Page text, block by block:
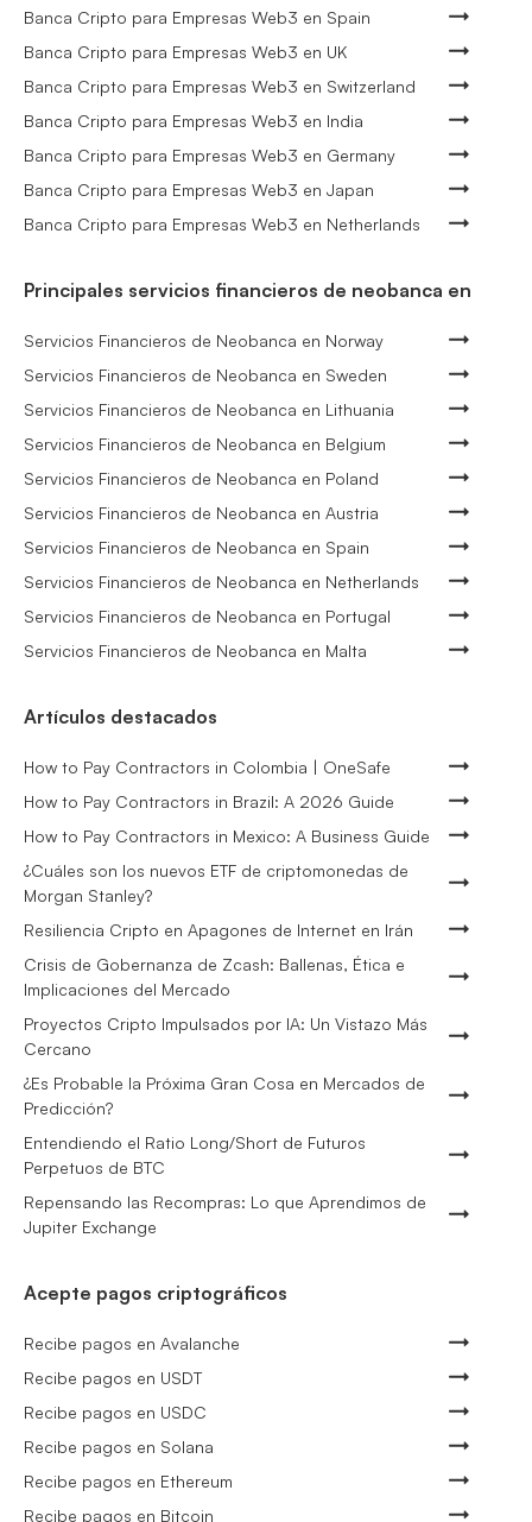
Banca Cripto para Empresas Web3 en Spain
Banca Cripto para Empresas Web3 en UK
Banca Cripto para Empresas Web3 en Switzerland
Banca Cripto para Empresas Web3 en India
Banca Cripto para Empresas Web3 en Germany
Banca Cripto para Empresas Web3 en Japan
Banca Cripto para Empresas Web3 en Netherlands
Principales servicios financieros de neobanca en
Servicios Financieros de Neobanca en Norway
Servicios Financieros de Neobanca en Sweden
Servicios Financieros de Neobanca en Lithuania
Servicios Financieros de Neobanca en Belgium
Servicios Financieros de Neobanca en Poland
Servicios Financieros de Neobanca en Austria
Servicios Financieros de Neobanca en Spain
Servicios Financieros de Neobanca en Netherlands
Servicios Financieros de Neobanca en Portugal
Servicios Financieros de Neobanca en Malta
Artículos destacados
How to Pay Contractors in Colombia | OneSafe
How to Pay Contractors in Brazil: A 2026 Guide
How to Pay Contractors in Mexico: A Business Guide
¿Cuáles son los nuevos ETF de criptomonedas de
Morgan Stanley?
Resiliencia Cripto en Apagones de Internet en Irán
Crisis de Gobernanza de Zcash: Ballenas, Ética e
Implicaciones del Mercado
Proyectos Cripto Impulsados por IA: Un Vistazo Más
Cercano
¿Es Probable la Próxima Gran Cosa en Mercados de
Predicción?
Entendiendo el Ratio Long/Short de Futuros
Perpetuos de BTC
Repensando las Recompras: Lo que Aprendimos de
Jupiter Exchange
Acepte pagos criptográficos
Recibe pagos en Avalanche
Recibe pagos en USDT
Recibe pagos en USDC
Recibe pagos en Solana
Recibe pagos en Ethereum
Recibe pagos en Bitcoin